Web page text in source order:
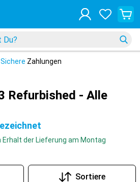
Sichere Zahlungen
Refurbished - Alle
Erhalt der Lieferung am Montag
Sortiere